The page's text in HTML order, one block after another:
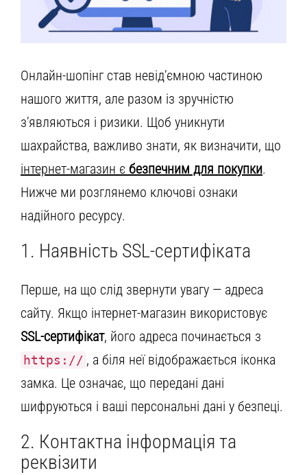
Онлайн-шопінг став невід’ємною частиною
нашого життя, але разом із зручністю
з’являються і ризики. Щоб уникнути
шахрайства, важливо знати, як визначити, що
інтернет-магазин є безпечним для покупки.
Нижче ми розглянемо ключові ознаки
надійного ресурсу.
1. Наявність SSL-сертифіката
Перше, на що слід звернути увагу — адреса
сайту. Якщо інтернет-магазин використовує
SSL-сертифікат, його адреса починається з
https:// , а біля неї відображається іконка
замка. Це означає, що передані дані
шифруються і ваші персональні дані у безпеці.
2. Контактна інформація та
реквізити